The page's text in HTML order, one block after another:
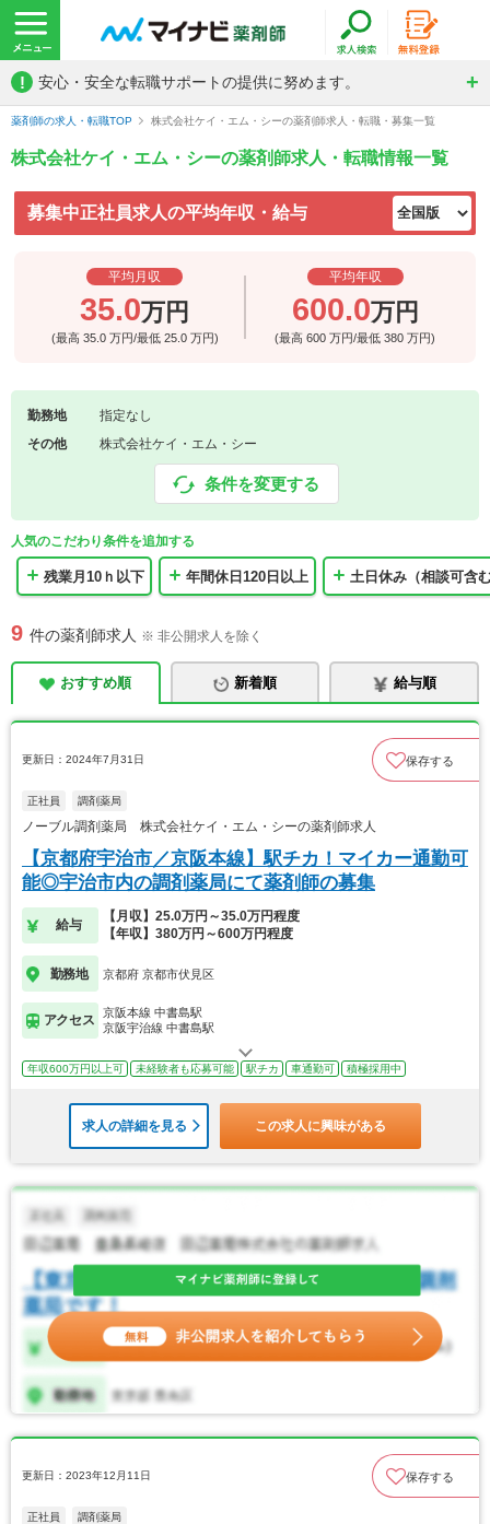
! 安心・安全な転職サポートの提供に努めます。
薬剤師の求人・転職TOP 株式会社ケイ・エム・シーの薬剤師求人・転職・募集一覧
株式会社ケイ・エム・シーの薬剤師求人・転職情報一覧
募集中正社員求人の平均年収・給与
平均月収
35.0万円
(最高 35.0 万円/最低 25.0 万円)
平均年収
600.0万円
(最高600万円/最低380万円)
勤務地
指定なし
その他
株式会社ケイ・エム・シー
条件を変更する
人気のこだわり条件を追加する
残業月10ｈ以下 年間休日120日以上 土日休み（相談可含
9 件の薬剤師求人 ※ 非公開求人を除く
おすすめ順 新着順 給与順
更新日：2024年7月31日 保存する
正社員 調剤薬局
ノーブル調剤薬局 株式会社ケイ・エム・シーの薬剤師求人
【京都府宇治市／京阪本線】駅チカ！マイカー通勤可
能◎宇治市内の調剤薬局にて薬剤師の募集
給与
【月収】25.0万円～35.0万円程度
【年収】380万円～600万円程度
勤務地 京都府 京都市伏見区
アクセス
京阪本線 中書島駅
京阪宇治線 中書島駅
年収600万円以上可 未経験者も応募可能 駅チカ 車通勤可 積極採用中
求人の詳細を見る この求人に興味がある
更新日：2023年12月11日 保存する
正社員 調剤薬局